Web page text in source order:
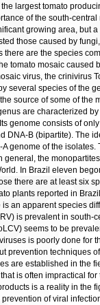
largest tomato
of the south-
growing area, but
those caused by
there are the species
tomato mosaic caused
virus, the crinivirus
several species of the
source of some of the
are characterized
genome consists of
DNA-B (bipartite). The
genome of the
the
In Brazil eleven
there are at least six
plants reported in
an apparent species
is prevalent in south-
seems to be
is poorly done for
prevention techniques
are established in the
is often impractical
is a reality in the
of viral